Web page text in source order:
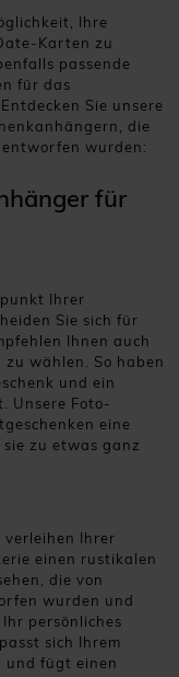
Ihre
Karten zu
passende
für das
Sie unsere
die
wurden:
für
Ihrer
Sie sich für
Ihnen auch
wählen. So haben
und ein
Unsere Foto-
eine
zu etwas ganz
Ihrer
einen rustikalen
die von
wurden und
persönliches
sich Ihrem
und fügt einen